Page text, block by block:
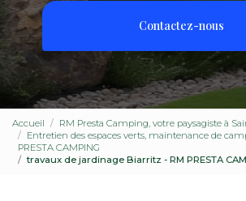
Contactez-nous
Accueil
RM Presta Camping, votre paysagiste à
Entretien des espaces verts, maintenance de
PRESTA CAMPING
travaux de jardinage Biarritz - RM PRESTA